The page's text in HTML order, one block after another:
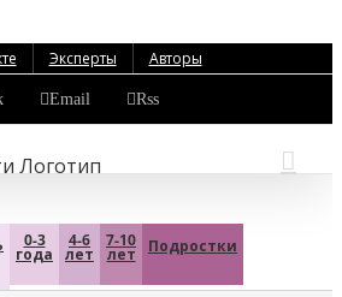
Эксперты Авторы
Email Rss
0-3
года
4-6
лет
7-10
лет Подростки